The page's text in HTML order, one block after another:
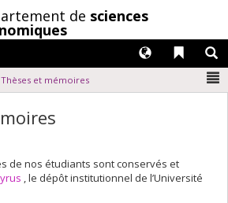
de sciences
Liens
Langues
Thèses et mémoires
de nos étudiants sont conservés et
, le dépôt institutionnel de l’Université